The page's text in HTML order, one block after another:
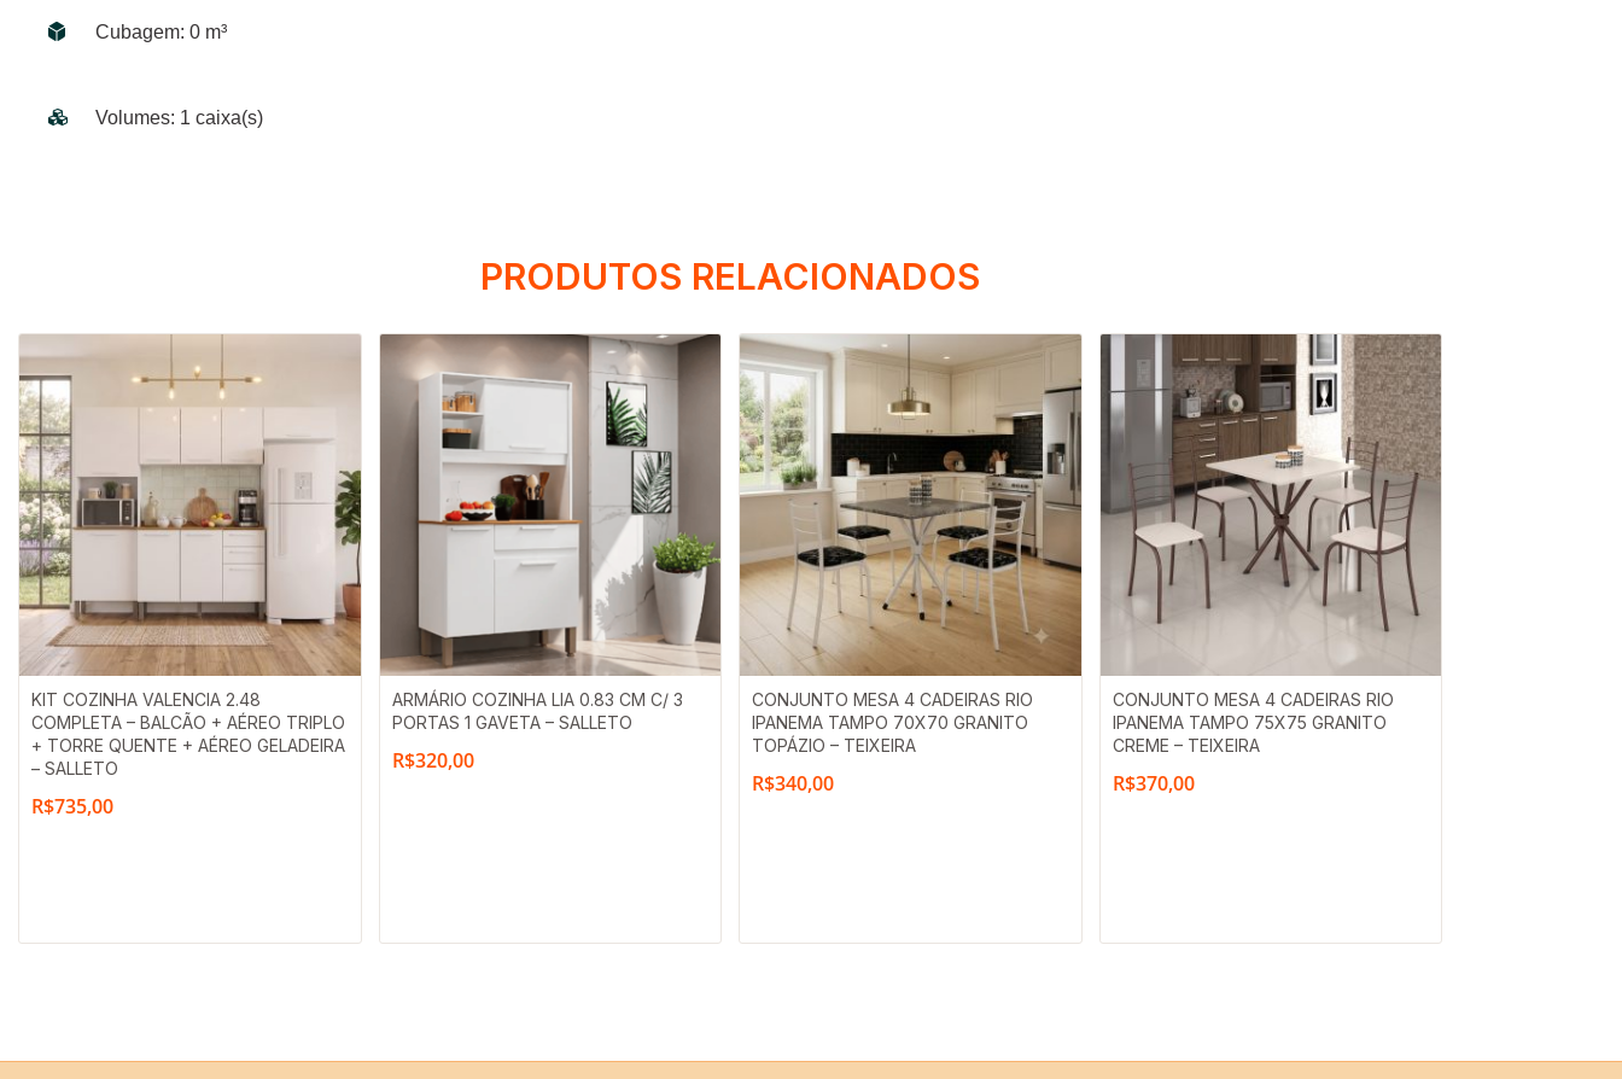
Cubagem: 0 m³
Volumes: 1 caixa(s)
PRODUTOS RELACIONADOS
KIT COZINHA VALENCIA 2.48
COMPLETA – BALCÃO + AÉREO TRIPLO
+ TORRE QUENTE + AÉREO GELADEIRA
– SALLETO
R$735,00
ARMÁRIO COZINHA LIA 0.83 CM C/ 3
PORTAS 1 GAVETA – SALLETO
R$320,00
CONJUNTO MESA 4 CADEIRAS RIO
IPANEMA TAMPO 70X70 GRANITO
TOPÁZIO – TEIXEIRA
R$340,00
CONJUNTO MESA 4 CADEIRAS RIO
IPANEMA TAMPO 75X75 GRANITO
CREME – TEIXEIRA
R$370,00